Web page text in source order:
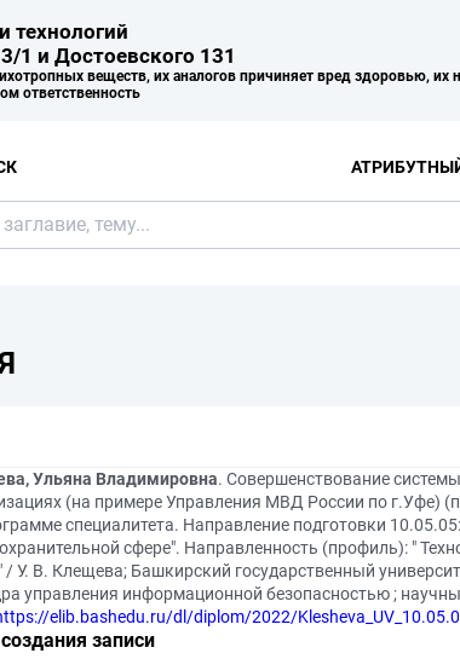
технологий
1 и Достоевского 131
веществ, их аналогов причиняет вред здоровью, их
ответственность
Ульяна Владимировна. Совершенствование
(на примере Управления МВД России по г.Уфе)
специалитета. Направление подготовки
сфере". Направленность (профиль): "
/ У. В. Клещева; Башкирский государственный
управления информационной безопасностью ;
elib.bashedu.ru/dl/diplom/2022/
записи